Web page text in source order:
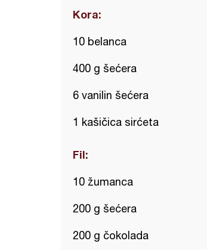
Kora:
10 belanca
400 g šećera
6 vanilin šećera
1 kašičica sirćeta
Fil:
10 žumanca
200 g šećera
200 g čokolada